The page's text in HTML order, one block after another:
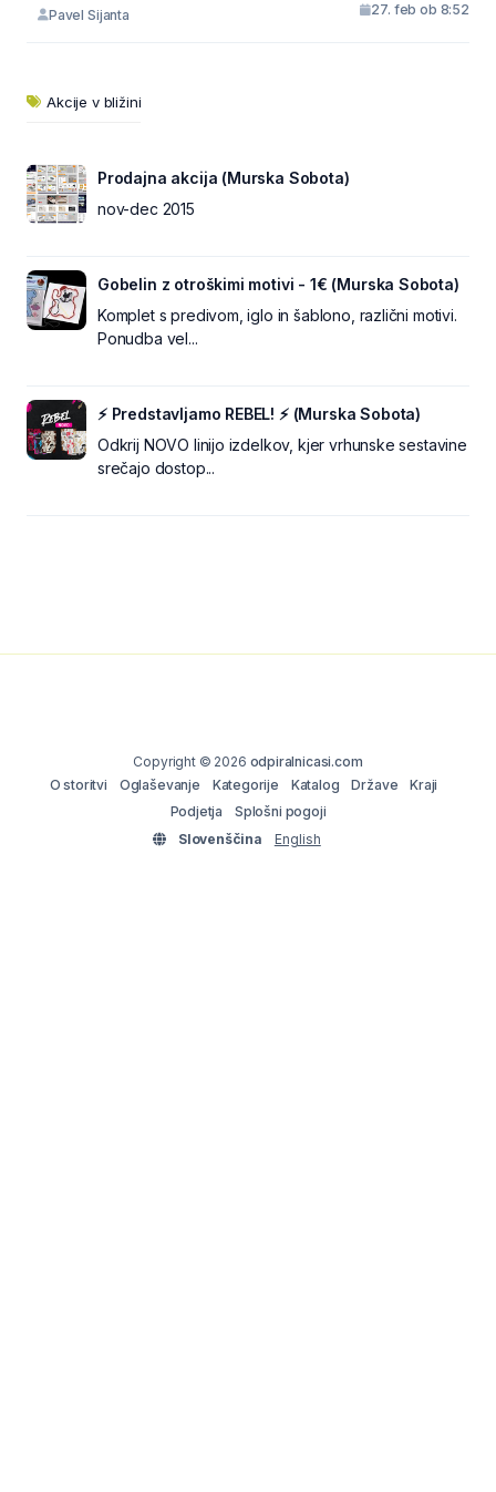
Pavel Sijanta 27. feb ob 8:52
Akcije v bližini
Prodajna akcija (Murska Sobota)
nov-dec 2015
Gobelin z otroškimi motivi - 1€ (Murska Sobota)
Komplet s predivom, iglo in šablono, različni motivi.
Ponudba vel...
⚡ Predstavljamo REBEL! ⚡ (Murska Sobota)
Odkrij NOVO linijo izdelkov, kjer vrhunske sestavine
srečajo dostop...
Copyright © 2026 odpiralnicasi.com
O storitvi
Oglaševanje Kategorije Katalog Države
Kraji
Podjetja
Splošni pogoji
Slovenščina
English